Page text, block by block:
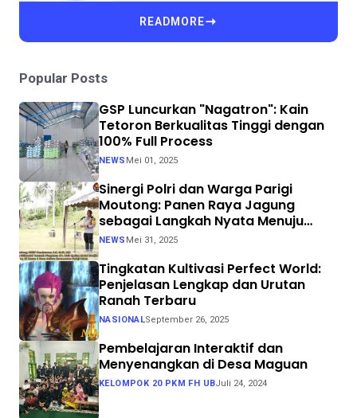
READMORE
Popular Posts
GSP Luncurkan "Nagatron": Kain
Tetoron Berkualitas Tinggi dengan
100% Full Process
NEWS Mei 01, 2025
Sinergi Polri dan Warga Parigi
Moutong: Panen Raya Jagung
sebagai Langkah Nyata Menuju
Swasembada Pangan
NEWS Mei 31, 2025
Tingkatan Kultivasi Perfect World:
Penjelasan Lengkap dan Urutan
Ranah Terbaru
NASIONALSeptember 26, 2025
Pembelajaran Interaktif dan
Menyenangkan di Desa Maguan
KELOMPOK 20 PKM FH UBJuli 24, 2024